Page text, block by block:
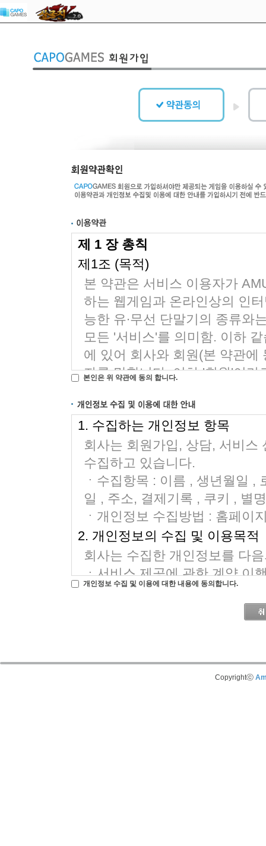
본인은 위 약관에 동의 합니다.
개인정보 수집 및 이용에 대한 내용에 동의합니다.
Copyrightⓒ